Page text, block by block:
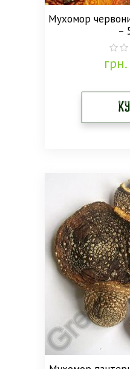
Мухомор
–
0
out
грн.